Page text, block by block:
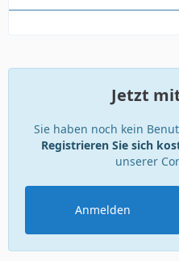
Jetzt
Sie haben noch kein
Registrieren Sie sich
unserer
Anmelden